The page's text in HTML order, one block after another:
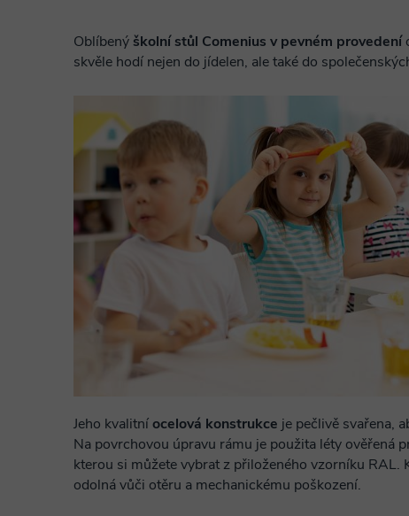
Oblíbený školní stůl Comenius v pevném provedení
skvěle hodí nejen do jídelen, ale také do
Jeho kvalitníocelová konstrukce je pečlivě svařena,
Na povrchovou úpravu rámu je použita léty ověřená
kterou si můžete vybrat z přiloženého vzorníku RAL.
odolná vůči otěru a mechanickému poškození.